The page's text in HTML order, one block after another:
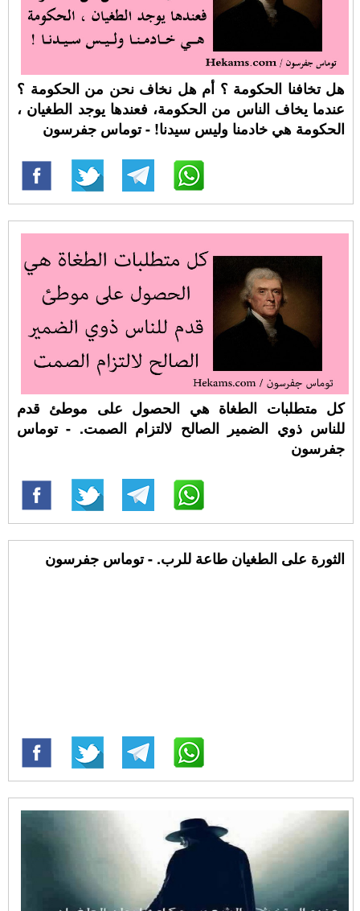
هل تخافنا الحكومة ؟ أم هل نخاف نحن من الحكومة ؟
عندما يخاف الناس من الحكومة، فعندها يوجد الطغيان ،
الحكومة هي خادمنا وليس سيدنا! - توماس جفرسون
كل متطلبات الطغاة هي الحصول على موطئ قدم
للناس ذوي الضمير الصالح لالتزام الصمت. - توماس
جفرسون
الثورة على الطغيان طاعة للرب. - توماس جفرسون